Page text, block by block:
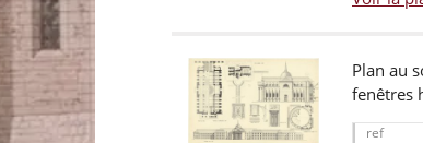
Plan au
fenêtres
ref